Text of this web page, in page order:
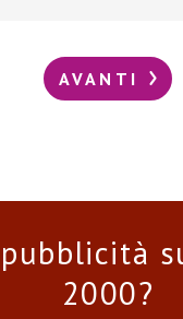
AVANTI
2000?